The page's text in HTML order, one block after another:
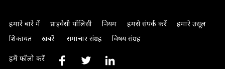
हमारे बारे में प्राइवेसी पॉलिसी नियम हमसे संपर्क करें
हमारे उसूल
शिकायत
खबरें समाचार संग्रह विषय संग्रह
हमें फॉलो करें